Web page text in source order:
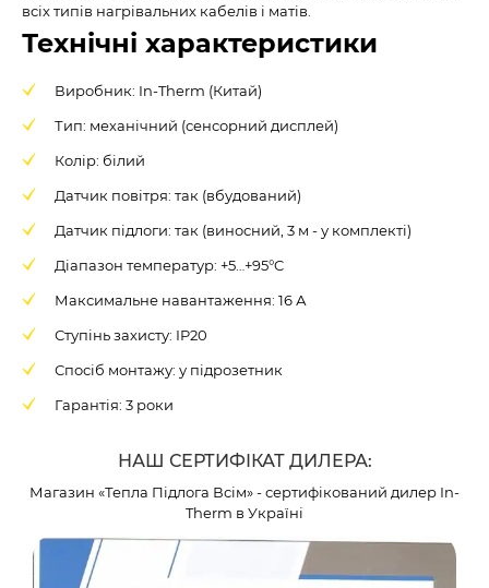
всіх типів нагрівальних кабелів і матів.
Технічні характеристики
Виробник: In-Therm (Китай)
Тип: механічний (сенсорний дисплей)
Колір: білий
Датчик повітря: так (вбудований)
Датчик підлоги: так (виносний, 3 м - у комплекті)
Діапазон температур: +5…+95°C
Максимальне навантаження: 16 А
Ступінь захисту: IP20
Спосіб монтажу: у підрозетник
Гарантія: 3 роки
НАШ СЕРТИФІКАТ ДИЛЕРА:
Магазин «Тепла Підлога Всім» - сертифікований дилер In-
Therm в Україні